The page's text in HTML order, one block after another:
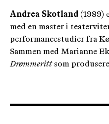
Andrea Skotland (1989)
med en master i
performancestudier fra
Sammen med Marianne
Drømmerittsom